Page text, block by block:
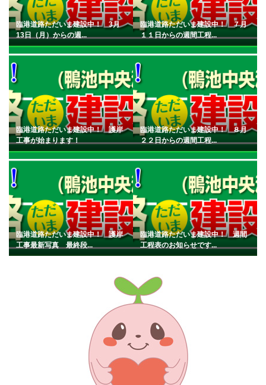
臨港道路ただいま建設中！ 3月
13日（月）からの週...
臨港道路ただいま建設中！ ７月
１１日からの週間工程...
臨港道路ただいま建設中！ 護岸
工事が始まります！
臨港道路ただいま建設中！ ８月
２２日からの週間工程...
臨港道路ただいま建設中！ 護岸
工事最新写真 最終段...
臨港道路ただいま建設中！ 週間
工程表のお知らせです...